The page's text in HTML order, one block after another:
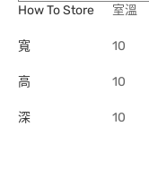
How To Store
室溫
寬 10
高 10
深 10